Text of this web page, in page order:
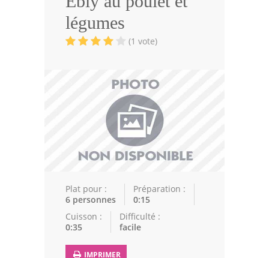
Volailles
Cuisines Orientales
Recettes marocaine
Cuisine Algérienne
Cuisine Tunisienne
Cuisine Juive
Cuisine Libanaise
légumes
(1 vote)
Plat pour :
6 personnes
Préparation :
0:15
Cuisson :
0:35
Difficulté :
facile
IMPRIMER